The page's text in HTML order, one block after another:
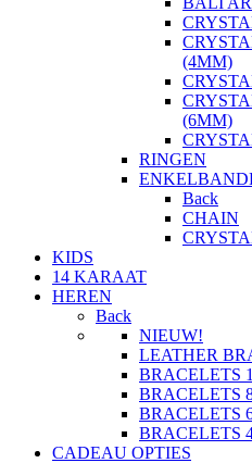
(4MM)
(6MM)
RINGEN
Back
CHAIN
KIDS
14 KARAAT
HEREN
Back
NIEUW!
LEATHER
BRACELETS
BRACELETS
BRACELETS
BRACELETS
CADEAU OPTIES